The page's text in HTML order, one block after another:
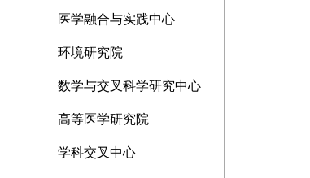
医学融合与实践中心
环境研究院
数学与交叉科学研究中心
高等医学研究院
学科交叉中心